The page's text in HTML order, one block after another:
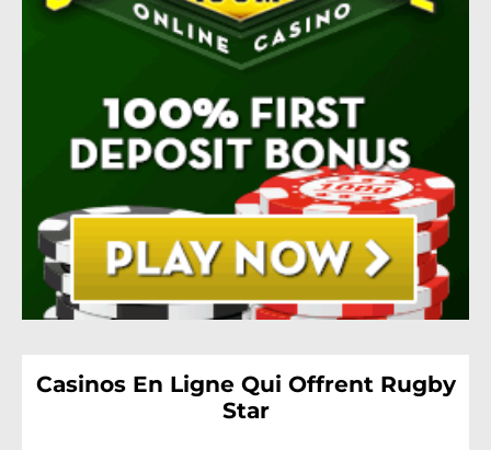
Casinos En Ligne Qui Offrent Rugby
Star